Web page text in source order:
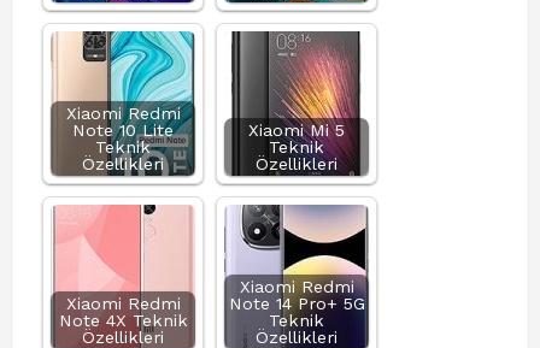
Xiaomi Redmi
Note 10 Lite
Teknik
Özellikleri
Xiaomi Mi 5
Teknik
Özellikleri
Xiaomi Redmi
Note 4X Teknik
Özellikleri
Xiaomi Redmi
Note 14 Pro+ 5G
Teknik
Özellikleri